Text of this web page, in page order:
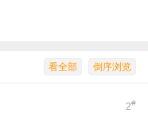
倒序浏览
看全部
2#